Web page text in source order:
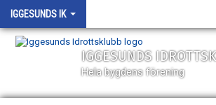
IGGESUNDS IK
IGGESUNDS
Hela bygdens förening